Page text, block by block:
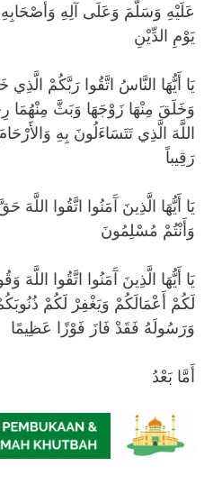
عَلَيْهِ وَسَلَّمَ وَعَلَى آلِهِ
يَوْمِ الدِّيْنِ
يَا أَيُّهَا النَّاسُ اتَّقُوا رَبَّكُمْ
وَخَلَقَ مِنْهَا زَوْجَهَا وَبَثَّ مِنْهُمَا
اللَّهَ الَّذِي تَتَسَاءَلُونَ بِهِ
رَقِيباً
يَا أَيُّهَا الَّذِينَ آَمَنُوا اتَّقُوا اللَّهَ
وَأَنْتُمْ مُسْلِمُونَ
يَا أَيُّهَا الَّذِينَ آَمَنُوا اتَّقُوا اللَّهَ
لَكُمْ أَعْمَالَكُمْ وَيَغْفِرْ لَكُمْ
وَرَسُولَهُ فَقَدْ فَازَ فَوْزًا عَظِيمًا
أَمَّا بَعْدُ